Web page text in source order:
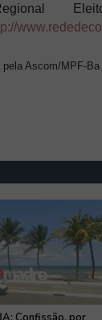
pela Ascom/MPF-Ba